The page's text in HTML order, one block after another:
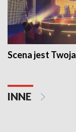
Scena jest Twoja
INNE